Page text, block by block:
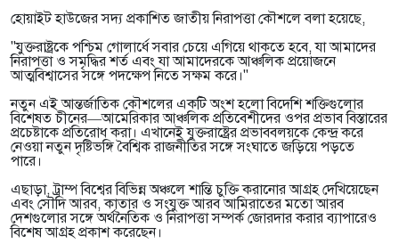
হোয়াইট হাউজের সদ্য প্রকাশিত জাতীয় নিরাপত্তা কৌশলে বলা হয়েছে,
"যুক্তরাষ্ট্রকে পশ্চিম গোলার্ধে সবার চেয়ে এগিয়ে থাকতে হবে, যা আমাদের
নিরাপত্তা ও সমৃদ্ধির শর্ত এবং যা আমাদেরকে আঞ্চলিক প্রয়োজনে
আত্মবিশ্বাসের সঙ্গে পদক্ষেপ নিতে সক্ষম করে।"
নতুন এই আন্তর্জাতিক কৌশলের একটি অংশ হলো বিদেশি শক্তিগুলোর
বিশেষত চীনের—আমেরিকার আঞ্চলিক প্রতিবেশীদের ওপর প্রভাব বিস্তারের
প্রচেষ্টাকে প্রতিরোধ করা। এখানেই যুক্তরাষ্ট্রের প্রভাববলয়কে কেন্দ্র করে
নেওয়া নতুন দৃষ্টিভঙ্গি বৈশ্বিক রাজনীতির সঙ্গে সংঘাতে জড়িয়ে পড়তে
পারে।
এছাড়া, ট্রাম্প বিশ্বের বিভিন্ন অঞ্চলে শান্তি চুক্তি করানোর আগ্রহ দেখিয়েছেন
এবং সৌদি আরব, কাতার ও সংযুক্ত আরব আমিরাতের মতো আরব
দেশগুলোর সঙ্গে অর্থনৈতিক ও নিরাপত্তা সম্পর্ক জোরদার করার ব্যাপারেও
বিশেষ আগ্রহ প্রকাশ করেছেন।